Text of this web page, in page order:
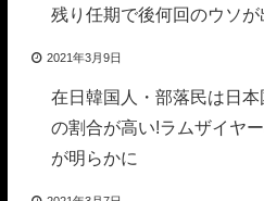
残り任期で後何回のウソが
2021年3月9日
在日韓国人・部落民は日
の割合が高い!ラムザイヤ
が明らかに